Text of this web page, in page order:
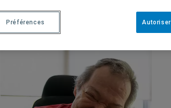
Connaissez-vous Yves
Préférences